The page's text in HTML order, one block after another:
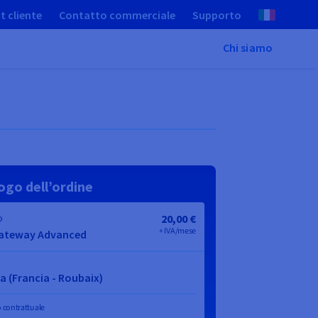
cliente Contatto commerciale Supporto
Chi siamo